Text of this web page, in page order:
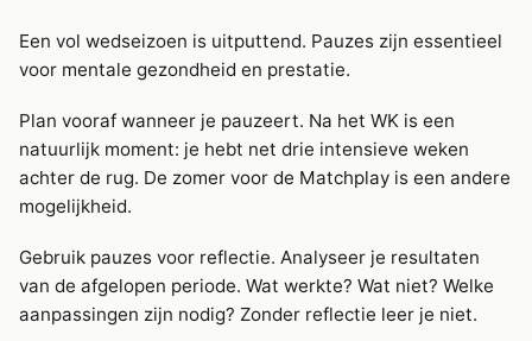
Een vol wedseizoen is uitputtend. Pauzes zijn essentieel
voor mentale gezondheid en prestatie.
Plan vooraf wanneer je pauzeert. Na het WK is een
natuurlijk moment: je hebt net drie intensieve weken
achter de rug. De zomer voor de Matchplay is een andere
mogelijkheid.
Gebruik pauzes voor reflectie. Analyseer je resultaten
van de afgelopen periode. Wat werkte? Wat niet? Welke
aanpassingen zijn nodig? Zonder reflectie leer je niet.